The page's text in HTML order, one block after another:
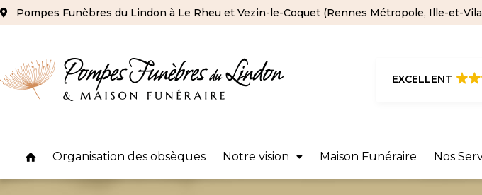
Pompes Funèbres du Lindon à Le Rheu et Vezin-le-Coquet (Rennes Métropole, Ille-et-
EXCELLENT
 Organisation des obsèques Notre vision Maison Funéraire Nos